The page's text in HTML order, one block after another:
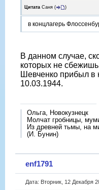
Цитата Саня ( )
в концлагерь
В данном случае,
которых не
Шевченко прибыл в
10.03.1944.
Ольга, Новокузнецк
Молчат гробницы,
Из древней тьмы, на
(И. Бунин)
enf1791
Дата: Вторник, 12 Декабря